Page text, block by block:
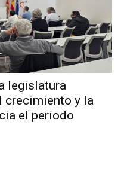
legislatura
crecimiento y la
el periodo